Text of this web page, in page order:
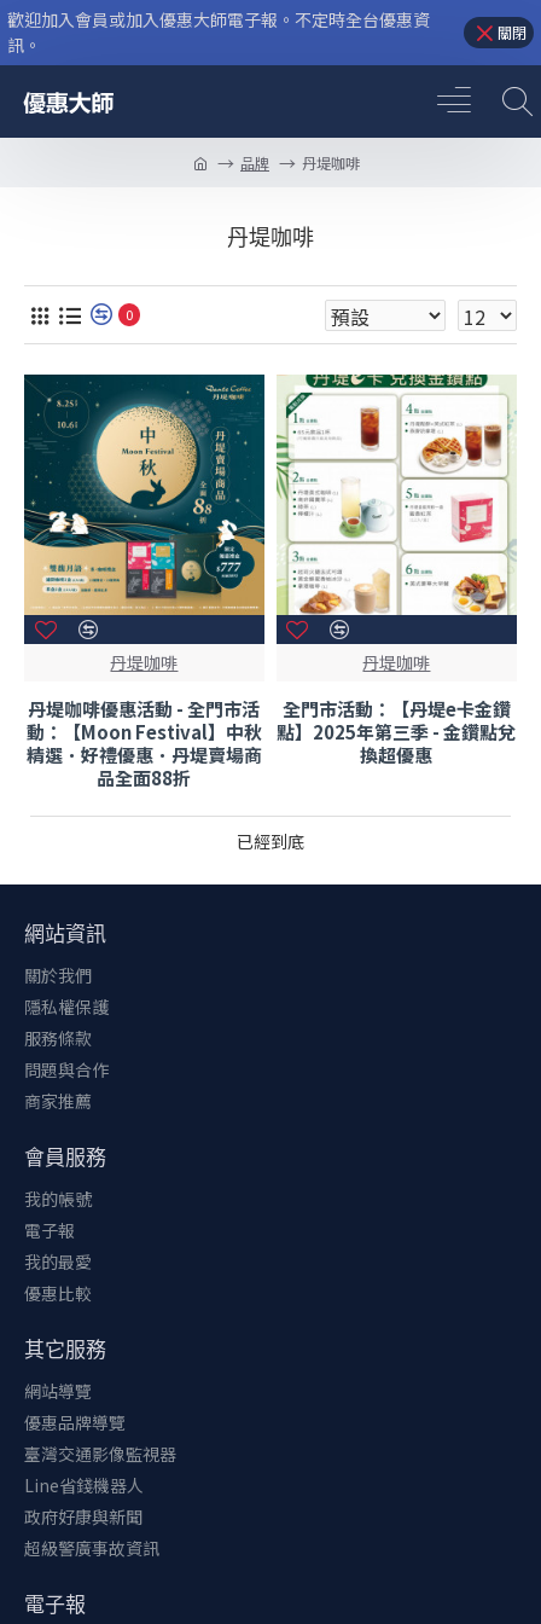
歡迎加入會員或加入優惠大師電子報。不定時全台優惠資
訊。
關閉
品牌 丹堤咖啡
丹堤咖啡
0
丹堤咖啡
丹堤咖啡優惠活動 - 全門市活
動：【Moon Festival】中秋
精選．好禮優惠．丹堤賣場商
品全面88折
丹堤咖啡
全門市活動：【丹堤e卡金鑽
點】2025年第三季 - 金鑽點兌
換超優惠
已經到底
網站資訊
關於我們
隱私權保護
服務條款
問題與合作
商家推薦
會員服務
我的帳號
電子報
我的最愛
優惠比較
其它服務
網站導覽
優惠品牌導覽
臺灣交通影像監視器
Line省錢機器人
政府好康與新聞
超級警廣事故資訊
電子報